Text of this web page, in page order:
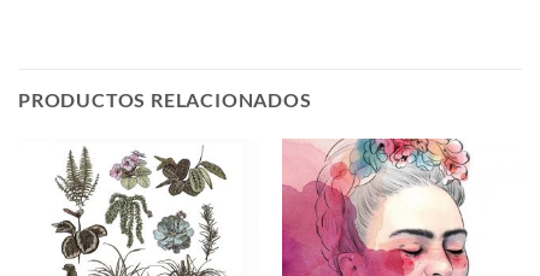
PRODUCTOS RELACIONADOS